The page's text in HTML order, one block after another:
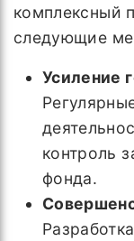
комплексный
следующие
Усиление
контроль
фонда.